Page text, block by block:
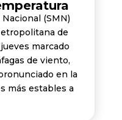
(SMN)
de
marcado
de viento,
en la
más estables a